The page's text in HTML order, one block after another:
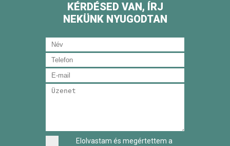
KÉRDÉSED VAN, ÍRJ
NEKÜNK NYUGODTAN
Elolvastam és megértettem a